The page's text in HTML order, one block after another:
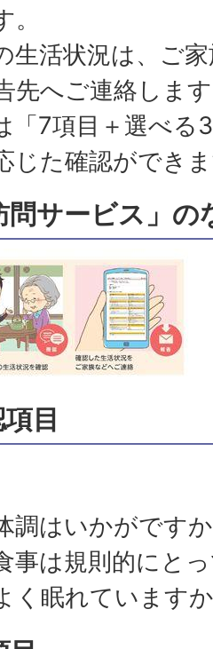
生活状況は、ご
先へご連絡しま
「7項目＋選べる
じた確認ができ
問サービス」の
目
調はいかがです
事は規則的にと
く眠れています